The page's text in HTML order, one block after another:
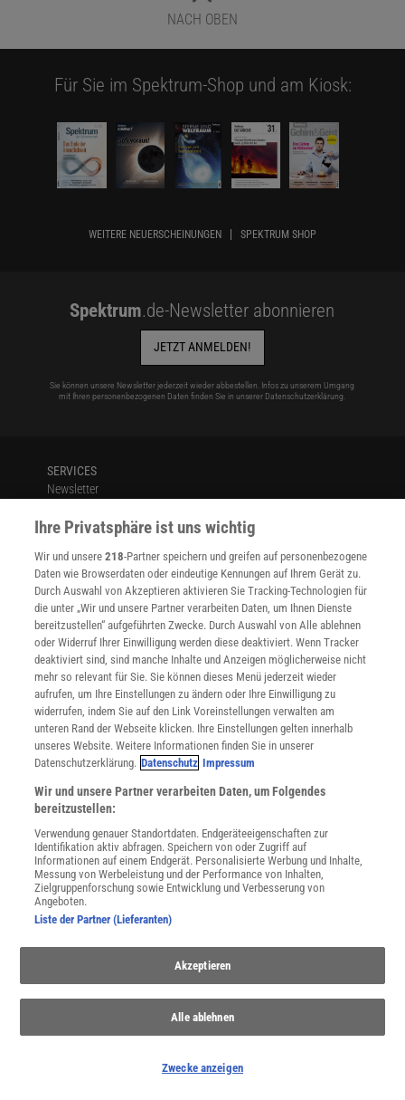
NACH OBEN
Für Sie im Spektrum-Shop und am Kiosk:
WEITERE NEUERSCHEINUNGEN SPEKTRUM SHOP
Spektrum.de-Newsletter abonnieren
JETZT ANMELDEN!
Sie können unsere Newsletter jederzeit wieder abbestellen. Infos zu unserem Umgang
mit Ihren personenbezogenen Daten finden Sie in unserer Datenschutzerklärung.
SERVICES
Newsletter
Spektrum Shop
Im Handel kaufen
Presse
Verträge kündigen
Widerruf
INFO
Mediadaten
Datenschutz
Nutzungsbedingungen
Cookie-Einstellungen
Utiq verwalten
Nutzungsbasierte Onlinewerbung
Impressum
WEITERE ANGEBOTE
Angebote für Schulen
Angebote für Institutionen
Sprachen lernen mit Gymglish
Lexika
Für Spektrum schreiben
Zugänglichkeitserklärung
KielSCN
Wissenschaft in die Schulen
SciLogs
Ihre Privatsphäre ist uns wichtig
Wir und unsere218-Partner speichern und greifen auf personenbezogene
Daten wie Browserdaten oder eindeutige Kennungen auf Ihrem Gerät zu.
Durch Auswahl von Akzeptieren aktivieren Sie Tracking-Technologien für
die unter „Wir und unsere Partner verarbeiten Daten, um Ihnen Dienste
bereitzustellen“ aufgeführten Zwecke. Durch Auswahl von Alle ablehnen
oder Widerruf Ihrer Einwilligung werden diese deaktiviert. Wenn Tracker
deaktiviert sind, sind manche Inhalte und Anzeigen möglicherweise nicht
mehr so relevant für Sie. Sie können dieses Menü jederzeit wieder
aufrufen, um Ihre Einstellungen zu ändern oder Ihre Einwilligung zu
widerrufen, indem Sie auf den Link Voreinstellungen verwalten am
unteren Rand der Webseite klicken. Ihre Einstellungen gelten innerhalb
unseres Website. Weitere Informationen finden Sie in unserer
Datenschutzerklärung. Datenschutz Impressum
Wir und unsere Partner verarbeiten Daten, um Folgendes
bereitzustellen:
Verwendung genauer Standortdaten. Endgeräteeigenschaften zur
Identifikation aktiv abfragen. Speichern von oder Zugriff auf
Informationen auf einem Endgerät. Personalisierte Werbung und Inhalte,
Messung von Werbeleistung und der Performance von Inhalten,
Zielgruppenforschung sowie Entwicklung und Verbesserung von
Angeboten.
Liste der Partner (Lieferanten)
Akzeptieren
Alle ablehnen
Zwecke anzeigen